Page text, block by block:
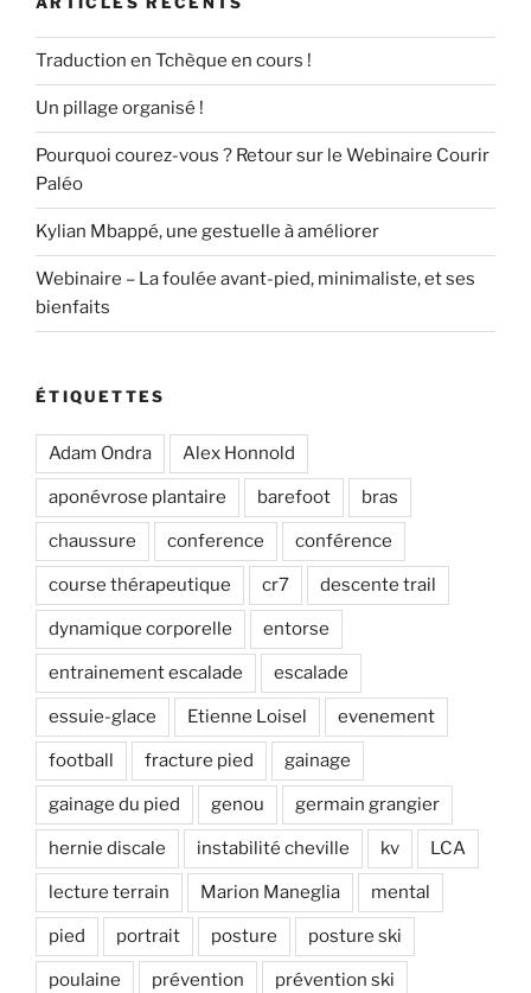
Traduction en Tchèque en cours !
Un pillage organisé !
Pourquoi courez-vous ? Retour sur le Webinaire Courir
Paléo
Kylian Mbappé, une gestuelle à améliorer
Webinaire – La foulée avant-pied, minimaliste, et ses
bienfaits
ÉTIQUETTES
Adam Ondra Alex Honnold
aponévrose plantaire barefoot bras
chaussure conference conférence
course thérapeutique cr7 descente trail
dynamique corporelle entorse
entrainement escalade escalade
essuie-glace Etienne Loisel evenement
football fracture pied gainage
gainage du pied genou germain grangier
hernie discale instabilité cheville kv LCA
lecture terrain Marion Maneglia mental
pied portrait posture posture ski
poulaine prévention prévention ski